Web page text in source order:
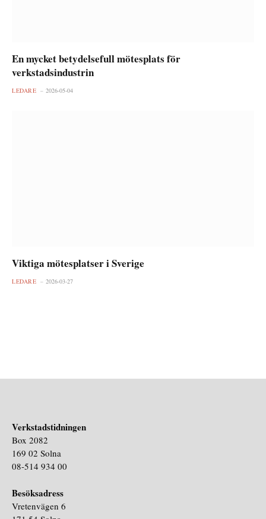
En mycket betydelsefull mötesplats för
verkstadsindustrin
LEDARE 2026-05-04
Viktiga mötesplatser i Sverige
LEDARE 2026-03-27
Verkstadstidningen
Box 2082
169 02 Solna
08-514 934 00
Besöksadress
Vretenvägen 6